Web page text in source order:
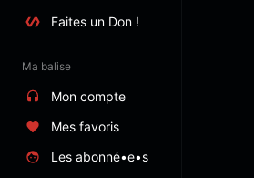
Faites un Don !
Ma balise
Mon compte
Mes favoris
Les abonné•e•s